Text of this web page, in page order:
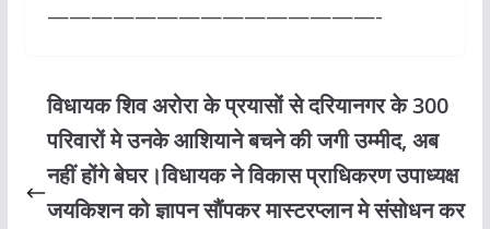
———————————————-
विधायक शिव अरोरा के प्रयासों से दरियानगर के 300
परिवारों मे उनके आशियाने बचने की जगी उम्मीद, अब
नहीं होंगे बेघर।विधायक ने विकास प्राधिकरण उपाध्यक्ष
जयकिशन को ज्ञापन सौंपकर मास्टरप्लान मे संसोधन कर